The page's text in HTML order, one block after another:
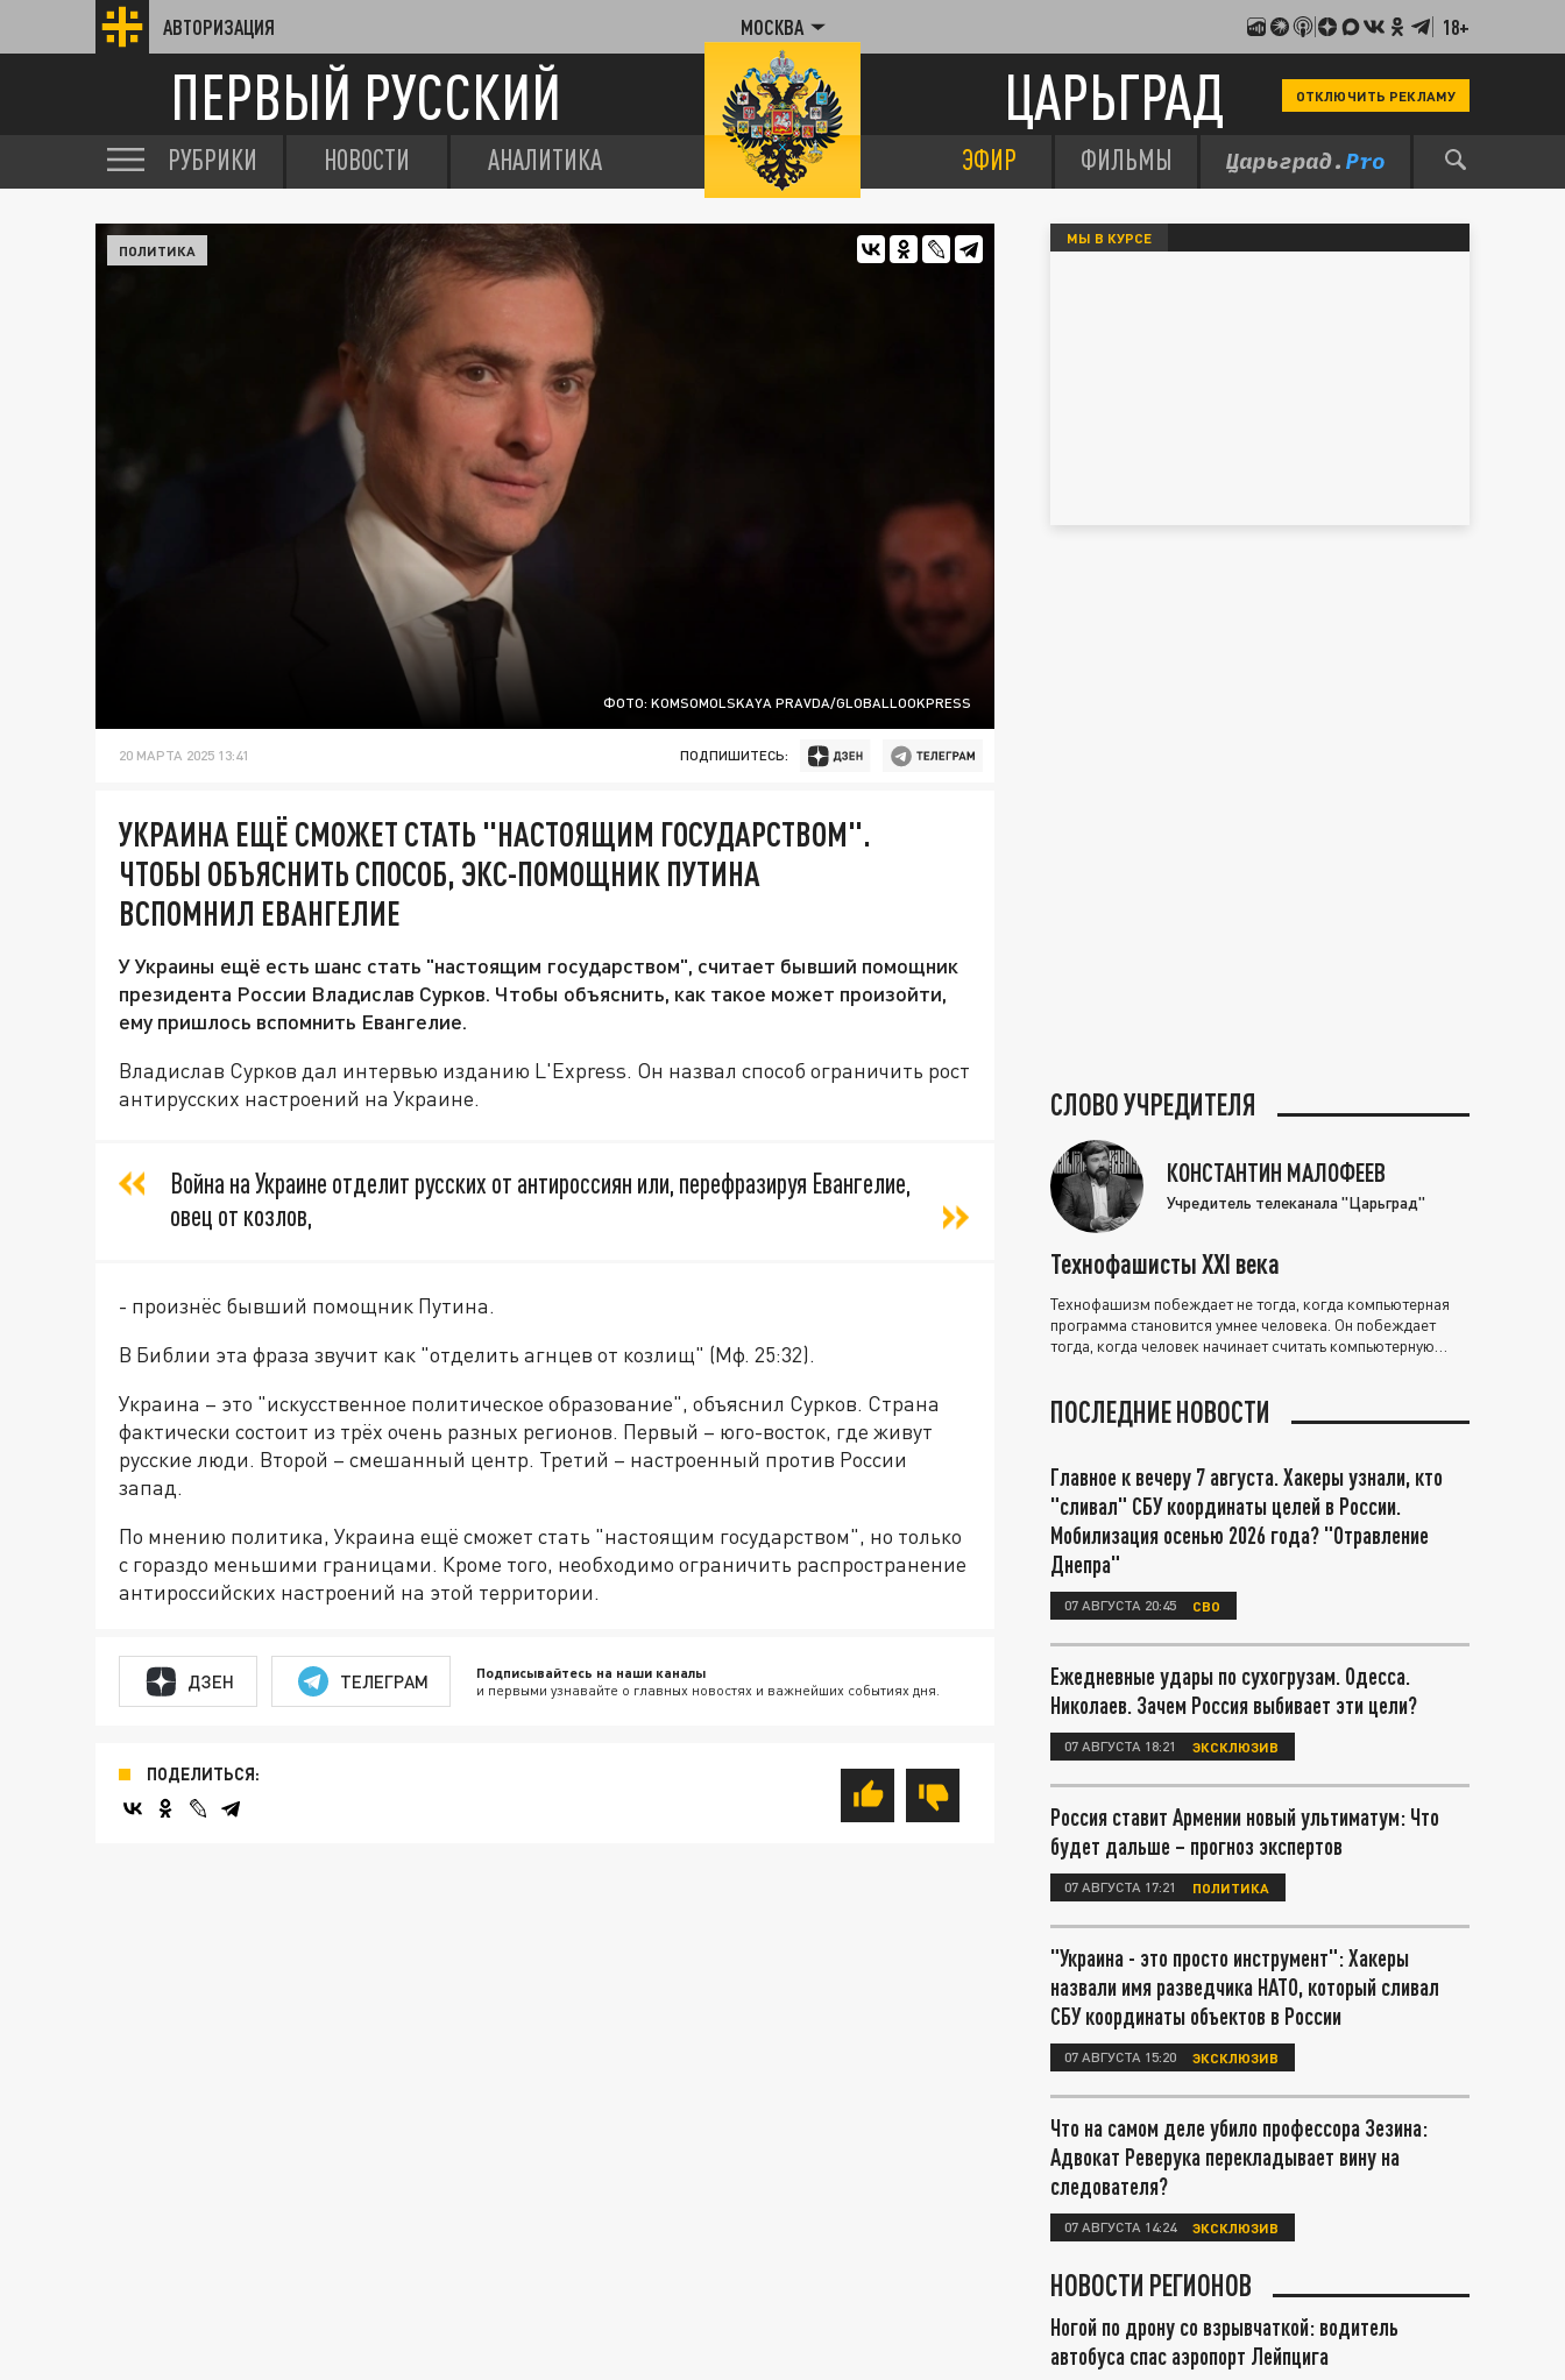
АВТОРИЗАЦИЯ МОСКВА 18+
ПЕРВЫЙ РУССКИЙ ЦАРЬГРАД ОТКЛЮЧИТЬ РЕКЛАМУ
РУБРИКИ НОВОСТИ АНАЛИТИКА ЭФИР ФИЛЬМЫ
ФОТО: KOMSOMOLSKAYA PRAVDA/GLOBALLOOKPRESS
ПОЛИТИКА
20 МАРТА 2025 13:41 ПОДПИШИТЕСЬ:
УКРАИНА ЕЩЁ СМОЖЕТ СТАТЬ "НАСТОЯЩИМ ГОСУДАРСТВОМ".
ЧТОБЫ ОБЪЯСНИТЬ СПОСОБ, ЭКС-ПОМОЩНИК ПУТИНА
ВСПОМНИЛ ЕВАНГЕЛИЕ
У Украины ещё есть шанс стать "настоящим государством", считает бывший помощник
президента России Владислав Сурков. Чтобы объяснить, как такое может произойти,
ему пришлось вспомнить Евангелие.
Владислав Сурков дал интервью изданию L'Express. Он назвал способ ограничить рост
антирусских настроений на Украине.
Война на Украине отделит русских от антироссиян или, перефразируя Евангелие,
овец от козлов,
- произнёс бывший помощник Путина.
В Библии эта фраза звучит как "отделить агнцев от козлищ" (Мф. 25:32).
Украина – это "искусственное политическое образование", объяснил Сурков. Страна
фактически состоит из трёх очень разных регионов. Первый – юго-восток, где живут
русские люди. Второй – смешанный центр. Третий – настроенный против России
запад.
По мнению политика, Украина ещё сможет стать "настоящим государством", но только
с гораздо меньшими границами. Кроме того, необходимо ограничить распространение
антироссийских настроений на этой территории.
ДЗЕН ТЕЛЕГРАМ Подписывайтесь на наши каналы
и первыми узнавайте о главных новостях и важнейших событиях дня.
ПОДЕЛИТЬСЯ:
МЫ В КУРСЕ
СЛОВО УЧРЕДИТЕЛЯ
КОНСТАНТИН МАЛОФЕЕВ
Учредитель телеканала "Царьград"
Технофашисты XXI века
Технофашизм побеждает не тогда, когда компьютерная
программа становится умнее человека. Он побеждает
тогда, когда человек начинает считать компьютерную
ПОСЛЕДНИЕ НОВОСТИ
Главное к вечеру 7 августа. Хакеры узнали, кто
"сливал" СБУ координаты целей в России.
Мобилизация осенью 2026 года? "Отравление
Днепра"
07 АВГУСТА 20:45 СВО
Ежедневные удары по сухогрузам. Одесса.
Николаев. Зачем Россия выбивает эти цели?
07 АВГУСТА 18:21 ЭКСКЛЮЗИВ
Россия ставит Армении новый ультиматум: Что
будет дальше – прогноз экспертов
07 АВГУСТА 17:21 ПОЛИТИКА
"Украина - это просто инструмент": Хакеры
назвали имя разведчика НАТО, который сливал
СБУ координаты объектов в России
07 АВГУСТА 15:20 ЭКСКЛЮЗИВ
Что на самом деле убило профессора Зезина:
Адвокат Реверука перекладывает вину на
следователя?
07 АВГУСТА 14:24 ЭКСКЛЮЗИВ
НОВОСТИ РЕГИОНОВ
Ногой по дрону со взрывчаткой: водитель
автобуса спас аэропорт Лейпцига